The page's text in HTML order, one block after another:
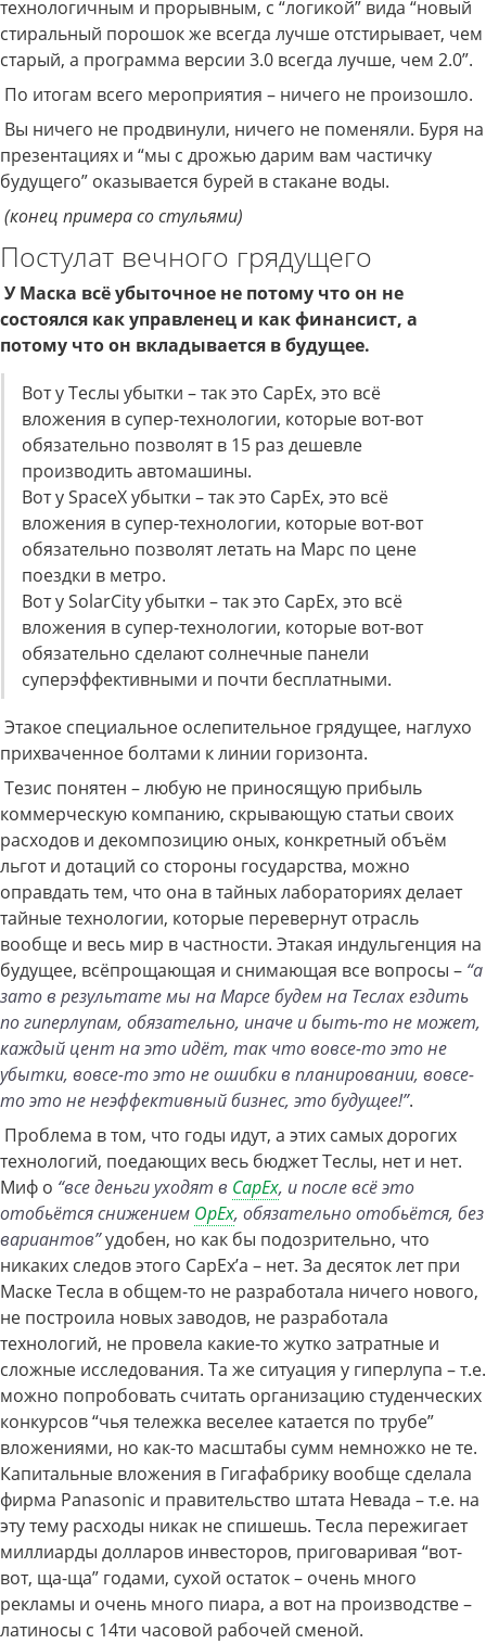
технологичным и прорывным, с “логикой” вида “новый
стиральный порошок же всегда лучше отстирывает, чем
старый, а программа версии 3.0 всегда лучше, чем 2.0”.
По итогам всего мероприятия – ничего не произошло.
Вы ничего не продвинули, ничего не поменяли. Буря на
презентациях и “мы с дрожью дарим вам частичку
будущего” оказывается бурей в стакане воды.
(конец примера со стульями)
Постулат вечного грядущего
У Маска всё убыточное не потому что он не
состоялся как управленец и как финансист, а
потому что он вкладывается в будущее.
Вот у Теслы убытки – так это CapEx, это всё
вложения в супер-технологии, которые вот-вот
обязательно позволят в 15 раз дешевле
производить автомашины.
Вот у SpaceX убытки – так это CapEx, это всё
вложения в супер-технологии, которые вот-вот
обязательно позволят летать на Марс по цене
поездки в метро.
Вот у SolarCity убытки – так это CapEx, это всё
вложения в супер-технологии, которые вот-вот
обязательно сделают солнечные панели
суперэффективными и почти бесплатными.
Этакое специальное ослепительное грядущее, наглухо
прихваченное болтами к линии горизонта.
Тезис понятен – любую не приносящую прибыль
коммерческую компанию, скрывающую статьи своих
расходов и декомпозицию оных, конкретный объём
льгот и дотаций со стороны государства, можно
оправдать тем, что она в тайных лабораториях делает
тайные технологии, которые перевернут отрасль
вообще и весь мир в частности. Этакая индульгенция на
будущее, всёпрощающая и снимающая все вопросы – “а
зато в результате мы на Марсе будем на Теслах ездить
по гиперлупам, обязательно, иначе и быть-то не может,
каждый цент на это идёт, так что вовсе-то это не
убытки, вовсе-то это не ошибки в планировании, вовсе-
то это не неэффективный бизнес, это будущее!”.
Проблема в том, что годы идут, а этих самых дорогих
технологий, поедающих весь бюджет Теслы, нет и нет.
Миф о “все деньги уходят в CapEx, и после всё это
отобьётся снижением OpEx, обязательно отобьётся, без
вариантов”удобен, но как бы подозрительно, что
никаких следов этого CapEx’а – нет. За десяток лет при
Маске Тесла в общем-то не разработала ничего нового,
не построила новых заводов, не разработала
технологий, не провела какие-то жутко затратные и
сложные исследования. Та же ситуация у гиперлупа – т.е.
можно попробовать считать организацию студенческих
конкурсов “чья тележка веселее катается по трубе”
вложениями, но как-то масштабы сумм немножко не те.
Капитальные вложения в Гигафабрику вообще сделала
фирма Panasonic и правительство штата Невада – т.е. на
эту тему расходы никак не спишешь. Тесла пережигает
миллиарды долларов инвесторов, приговаривая “вот-
вот, ща-ща” годами, сухой остаток – очень много
рекламы и очень много пиара, а вот на производстве –
латиносы с 14ти часовой рабочей сменой.